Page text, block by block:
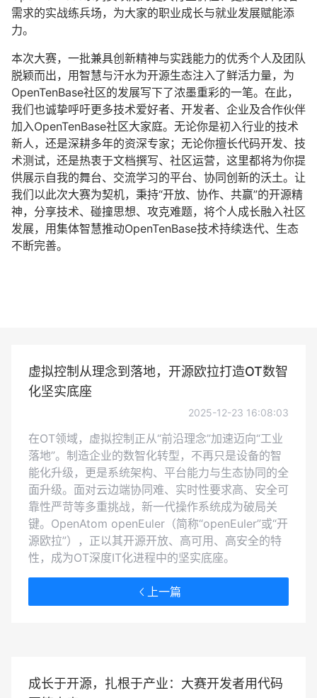
需求的实战练兵场，为大家的职业成长与就业发展赋能添
力。
本次大赛，一批兼具创新精神与实践能力的优秀个人及团队
脱颖而出，用智慧与汗水为开源生态注入了鲜活力量，为
OpenTenBase社区的发展写下了浓墨重彩的一笔。在此，
我们也诚挚呼吁更多技术爱好者、开发者、企业及合作伙伴
加入OpenTenBase社区大家庭。无论你是初入行业的技术
新人，还是深耕多年的资深专家；无论你擅长代码开发、技
术测试，还是热衷于文档撰写、社区运营，这里都将为你提
供展示自我的舞台、交流学习的平台、协同创新的沃土。让
我们以此次大赛为契机，秉持“开放、协作、共赢”的开源精
神，分享技术、碰撞思想、攻克难题，将个人成长融入社区
发展，用集体智慧推动OpenTenBase技术持续迭代、生态
不断完善。
虚拟控制从理念到落地，开源欧拉打造OT数智
化坚实底座
2025-12-23 16:08:03
在OT领域，虚拟控制正从“前沿理念”加速迈向“工业
落地”。制造企业的数智化转型，不再只是设备的智
能化升级，更是系统架构、平台能力与生态协同的全
面升级。面对云边端协同难、实时性要求高、安全可
靠性严苛等多重挑战，新一代操作系统成为破局关
键。OpenAtom openEuler（简称“openEuler”或“开
源欧拉”），正以其开源开放、高可用、高安全的特
性，成为OT深度IT化进程中的坚实底座。
上一篇
成长于开源，扎根于产业：大赛开发者用代码